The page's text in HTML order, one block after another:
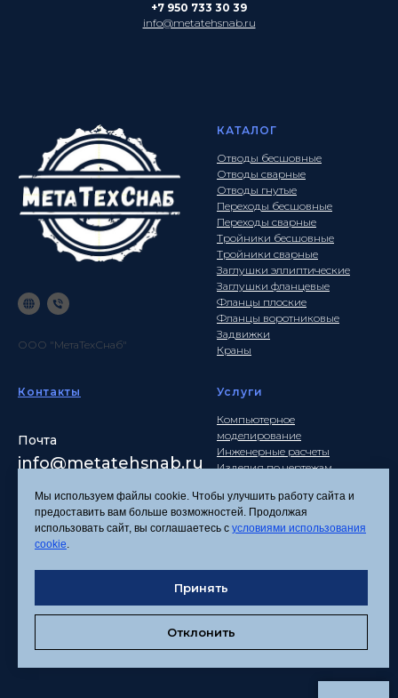
+7 950 733 30 39
info@metatehsnab.ru
ООО "МетаТехСнаб"
КАТАЛОГ
Отводы бесшовные
Отводы сварные
Отводы гнутые
Переходы бесшовные
Переходы сварные
Тройники бесшовные
Тройники сварные
Заглушки эллиптические
Заглушки фланцевые
Фланцы плоские
Фланцы воротниковые
Задвижки
Краны
Контакты
Почта
info@metatehsnab.ru
Услуги
Компьютерное
моделирование
Инженерные расчеты
Изделия по чертежам
Политика
Согласие на обработку
персональных данных
Соглашение об
Мы используем файлы cookie. Чтобы улучшить работу сайта и
предоставить вам больше возможностей. Продолжая
использовать сайт, вы соглашаетесь с условиями использования
cookie.
Принять
Отклонить